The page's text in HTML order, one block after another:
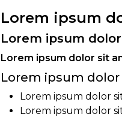
Lorem ipsum
Lorem ipsum
Lorem ipsum dolor sit
Lorem ipsum
Lorem ipsum dolor
Lorem ipsum dolor